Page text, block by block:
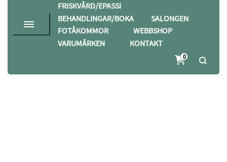
FRISKVÅRD/EPASSI
BEHANDLINGAR/BOKA
SALONGEN
FOTÅKOMMOR
WEBBSHOP
VARUMÄRKEN
KONTAKT
0